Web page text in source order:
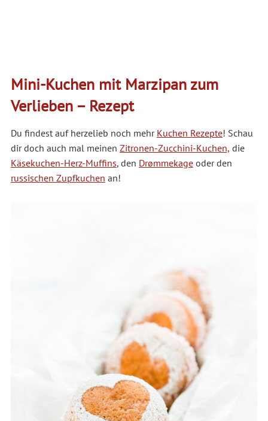
Mini-Kuchen mit Marzipan zum
Verlieben – Rezept
Du findest auf herzelieb noch mehr Kuchen Rezepte! Schau
dir doch auch mal meinen Zitronen-Zucchini-Kuchen, die
Käsekuchen-Herz-Muffins, den Drømmekageoder den
russischen Zupfkuchen an!